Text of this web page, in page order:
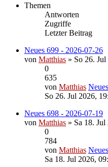
Themen
Antworten
Zugriffe
Letzter Beitrag
Neues 699 - 2026-07-26
von Matthias » So 26.
0
635
von Matthias
So 26. Jul 2026,
Neues 698 - 2026-07-19
von Matthias » Sa 18.
0
784
von Matthias
Sa 18. Jul 2026,